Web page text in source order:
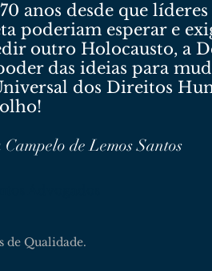
70 anos desde que
poderiam esperar e
outro Holocausto, a
das ideias para
dos Direitos
de Lemos Santos
de Qualidade.